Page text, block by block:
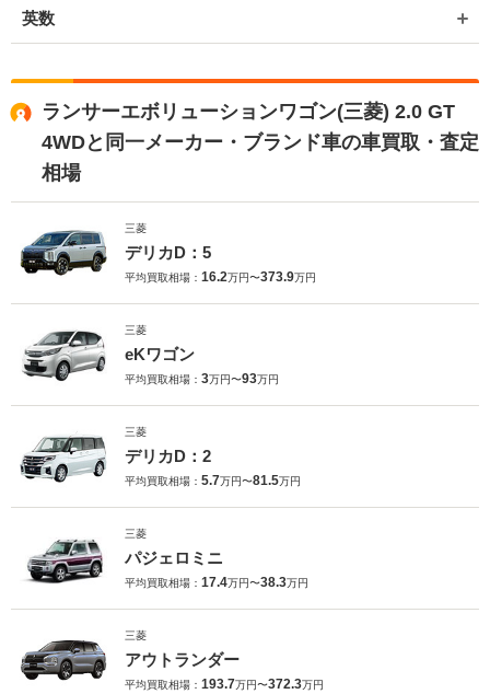
英数
ランサーエボリューションワゴン(三菱) 2.0 GT
4WDと同一メーカー・ブランド車の車買取・査定
相場
三菱
デリカD：5
平均買取相場： 16.2万円〜373.9万円
三菱
eKワゴン
平均買取相場： 3万円〜93万円
三菱
デリカD：2
平均買取相場： 5.7万円〜81.5万円
三菱
パジェロミニ
平均買取相場： 17.4万円〜38.3万円
三菱
アウトランダー
平均買取相場： 193.7万円〜372.3万円